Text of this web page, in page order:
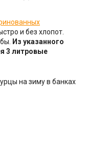
и без хлопот.
Из указанного
3 литровые